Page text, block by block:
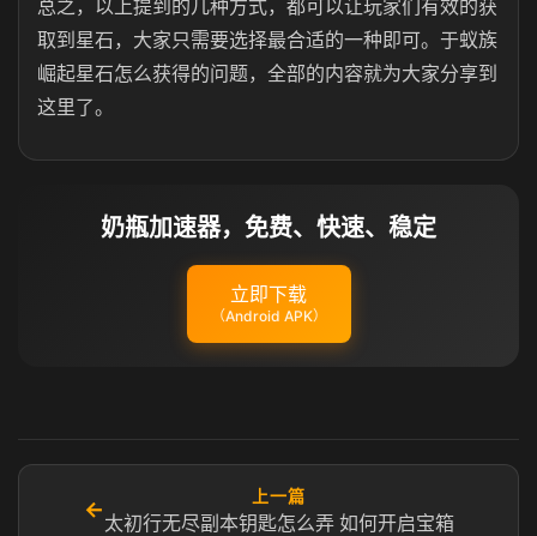
总之，以上提到的几种方式，都可以让玩家们有效的获
取到星石，大家只需要选择最合适的一种即可。于蚁族
崛起星石怎么获得的问题，全部的内容就为大家分享到
这里了。
奶瓶加速器，免费、快速、稳定
立即下载
（Android APK）
←
上一篇
太初行无尽副本钥匙怎么弄 如何开启宝箱